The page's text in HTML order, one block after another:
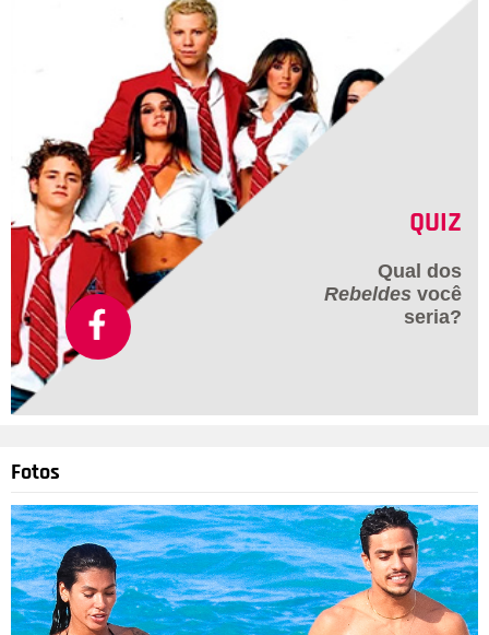
QUIZ
Qual dos
Rebeldes você
seria?
Fotos